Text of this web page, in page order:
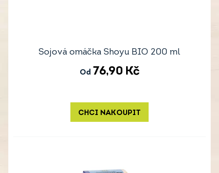
Sojová omáčka Shoyu BIO 200 ml
Od 76,90 Kč
CHCI NAKOUPIT